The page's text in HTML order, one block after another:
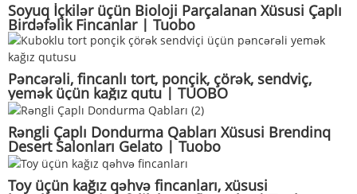
Soyuq İçkilər üçün Bioloji Parçalanan Xüsusi Çaplı
Birdəfəlik Fincanlar | Tuobo
Pəncərəli, fincanlı tort, ponçik, çörək, sendviç,
yemək üçün kağız qutu | TUOBO
Rəngli Çaplı Dondurma Qabları Xüsusi Brendinq
Desert Salonları Gelato | Tuobo
Toy üçün kağız qəhvə fincanları, xüsusi